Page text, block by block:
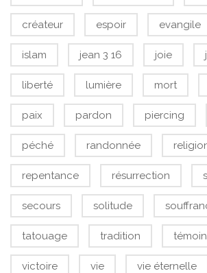
créateur espoir evangile
islam jean 3 16 joie
liberté lumière mort
paix pardon piercing
péché randonnée
repentance résurrection
secours solitude
tatouage tradition
victoire vie vie éternelle